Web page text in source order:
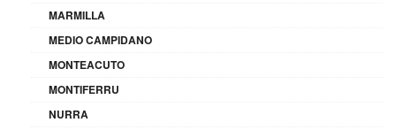
MARMILLA
MEDIO CAMPIDANO
MONTEACUTO
MONTIFERRU
NURRA